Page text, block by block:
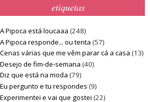
etiquetas
A Pipoca está loucaaa (248)
A Pipoca responde... ou tenta (57)
Cenas várias que me vêm parar cá a casa (13)
Desejo de fim-de-semana (40)
Diz que está na moda (79)
Eu pergunto e tu respondes (9)
Experimentei e vai que gostei (22)